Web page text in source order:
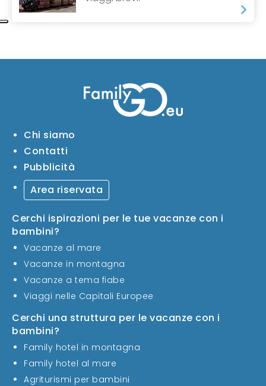
Chi siamo
Contatti
Pubblicità
Area riservata
Cerchi ispirazioni per le tue vacanze con i
bambini?
Vacanze al mare
Vacanze in montagna
Vacanze a tema fiabe
Viaggi nelle Capitali Europee
Cerchi una struttura per le vacanze con i
bambini?
Family hotel in montagna
Family hotel al mare
Agriturismi per bambini